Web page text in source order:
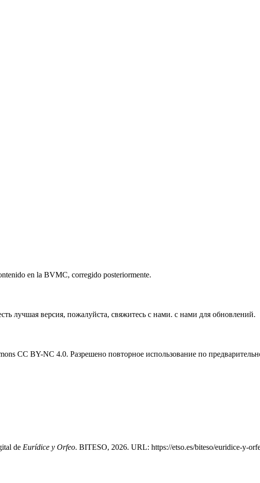
en la BVMC, corregido posteriormente.
лучшая версия, пожалуйста, свяжитесь с нами. с нами для обновлений.
CC BY-NC 4.0. Разрешено повторное использование по
de Eurídice y Orfeo. BITESO, 2026. URL: https://etso.es/biteso/euridice-y-